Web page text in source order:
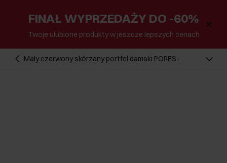
FINAŁ WYPRZEDAŻY DO -60%
Twoje ulubione produkty w jeszcze lepszych cenach
Mały czerwony skórzany portfel damski PORES-